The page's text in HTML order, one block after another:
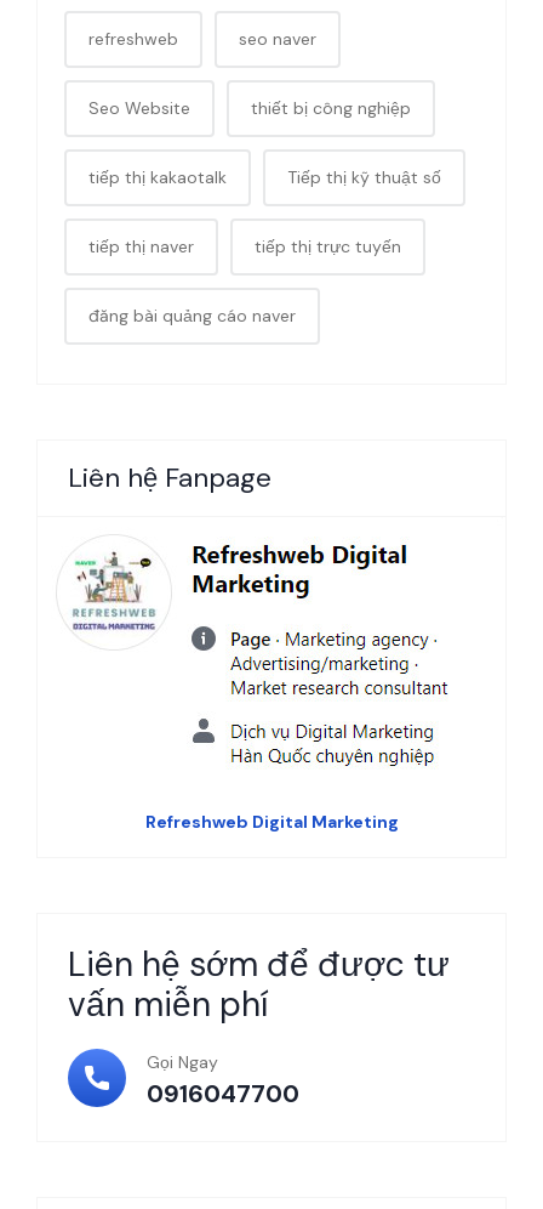
refreshweb seo naver
Seo Website thiết bị công nghiệp
tiếp thị kakaotalk Tiếp thị kỹ thuật số
tiếp thị naver tiếp thị trực tuyến
đăng bài quảng cáo naver
Liên hệ Fanpage
Refreshweb Digital Marketing
Liên hệ sớm để được tư
vấn miễn phí
Gọi Ngay
0916047700